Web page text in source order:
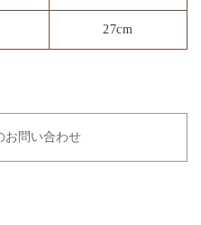
27cm
お問い合わせ